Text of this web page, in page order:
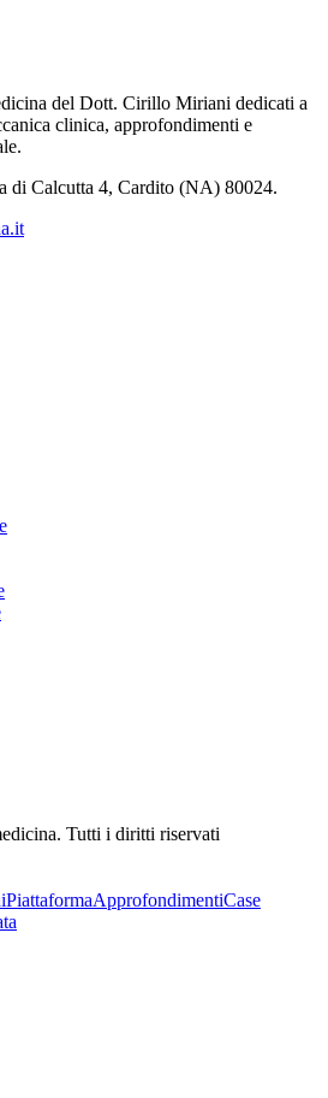
del Dott. Cirillo Miriani dedicati a
clinica, approfondimenti e
di Calcutta 4, Cardito (NA) 80024.
. Tutti i diritti riservati
PiattaformaApprofondimentiCase